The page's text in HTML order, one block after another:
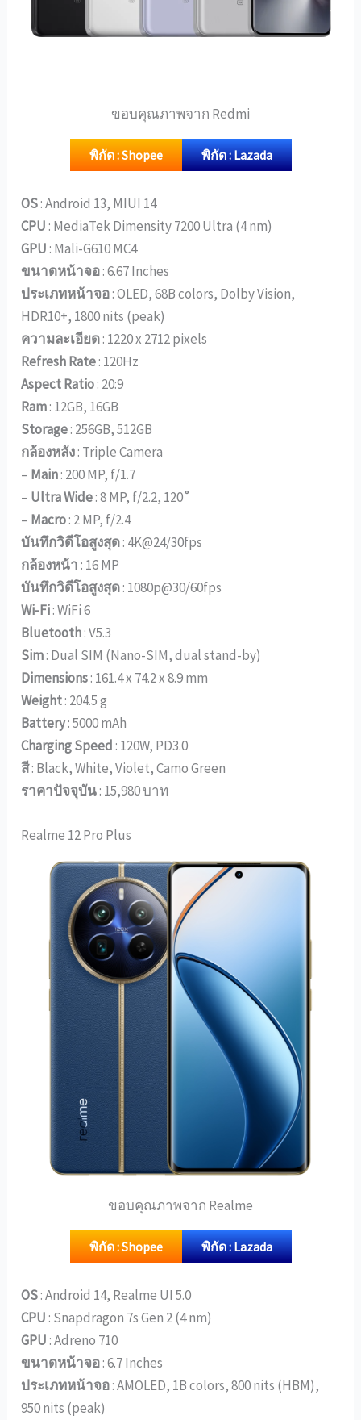
ขอบคุณภาพจาก Redmi
พิกัด : Shopee พิกัด : Lazada
OS: Android 13, MIUI 14
CPU: MediaTek Dimensity 7200 Ultra (4 nm)
GPU: Mali-G610 MC4
ขนาดหน้าจอ: 6.67 Inches
ประเภทหน้าจอ: OLED, 68B colors, Dolby Vision,
HDR10+, 1800 nits (peak)
ความละเอียด: 1220 x 2712 pixels
Refresh Rate: 120Hz
Aspect Ratio: 20:9
Ram: 12GB, 16GB
Storage: 256GB, 512GB
กล้องหลัง: Triple Camera
– Main: 200 MP, f/1.7
– Ultra Wide: 8 MP, f/2.2, 120˚
– Macro: 2 MP, f/2.4
บันทึกวิดีโอสูงสุด: 4K@24/30fps
กล้องหน้า: 16 MP
บันทึกวิดีโอสูงสุด: 1080p@30/60fps
Wi-Fi: WiFi 6
Bluetooth: V5.3
Sim: Dual SIM (Nano-SIM, dual stand-by)
Dimensions: 161.4 x 74.2 x 8.9 mm
Weight: 204.5 g
Battery: 5000 mAh
Charging Speed: 120W, PD3.0
สี: Black, White, Violet, Camo Green
ราคาปัจจุบัน: 15,980 บาท
Realme 12 Pro Plus
ขอบคุณภาพจาก Realme
พิกัด : Shopee พิกัด : Lazada
OS: Android 14, Realme UI 5.0
CPU: Snapdragon 7s Gen 2 (4 nm)
GPU: Adreno 710
ขนาดหน้าจอ: 6.7 Inches
ประเภทหน้าจอ: AMOLED, 1B colors, 800 nits (HBM),
950 nits (peak)